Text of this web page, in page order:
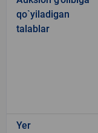
qo`yiladigan
talablar
Yer